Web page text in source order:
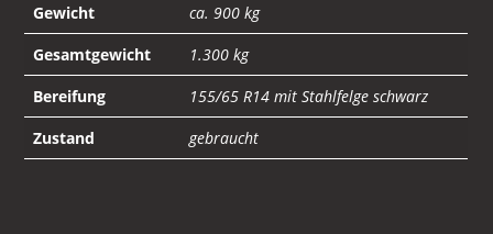
Gewicht
ca. 900 kg
Gesamtgewicht
1.300 kg
Bereifung
155/65 R14 mit Stahlfelge schwarz
Zustand
gebraucht